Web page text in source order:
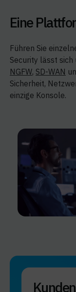
Eine
Führen Sie
Security lässt sich
NGFW, SD-WAN
Sicherheit,
einzige Konsole.